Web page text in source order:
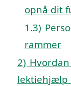
opnå dit
1.3)
rammer
2)
lektiehjælp